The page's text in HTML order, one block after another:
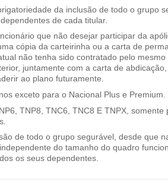
da inclusão de todo o grupo
de cada titular.
que não desejar participar da
cópia da carteirinha ou a carta de
não tenha sido contratado pelo
juntamente com a carta de
ao plano futuramente.
exceto para o Nacional Plus e Premium.
TNP8, TNC6, TNC8 E TNPX,
de todo o grupo segurável, desde que
do tamanho do quadro
os seus dependentes.